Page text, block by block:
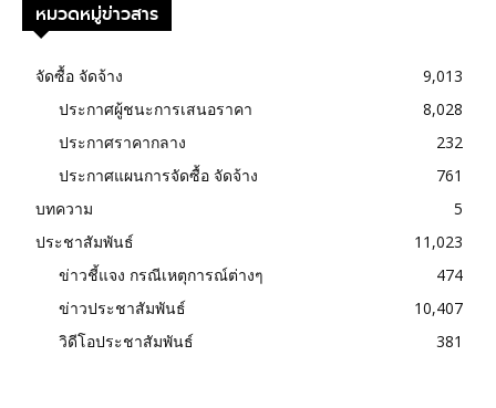
หมวดหมู่ข่าวสาร
จัดซื้อ จัดจ้าง
9,013
ประกาศผู้ชนะการเสนอราคา
8,028
ประกาศราคากลาง
232
ประกาศแผนการจัดซื้อ จัดจ้าง
761
บทความ
5
ประชาสัมพันธ์
11,023
ข่าวชี้แจง กรณีเหตุการณ์ต่างๆ
474
ข่าวประชาสัมพันธ์
10,407
วิดีโอประชาสัมพันธ์
381